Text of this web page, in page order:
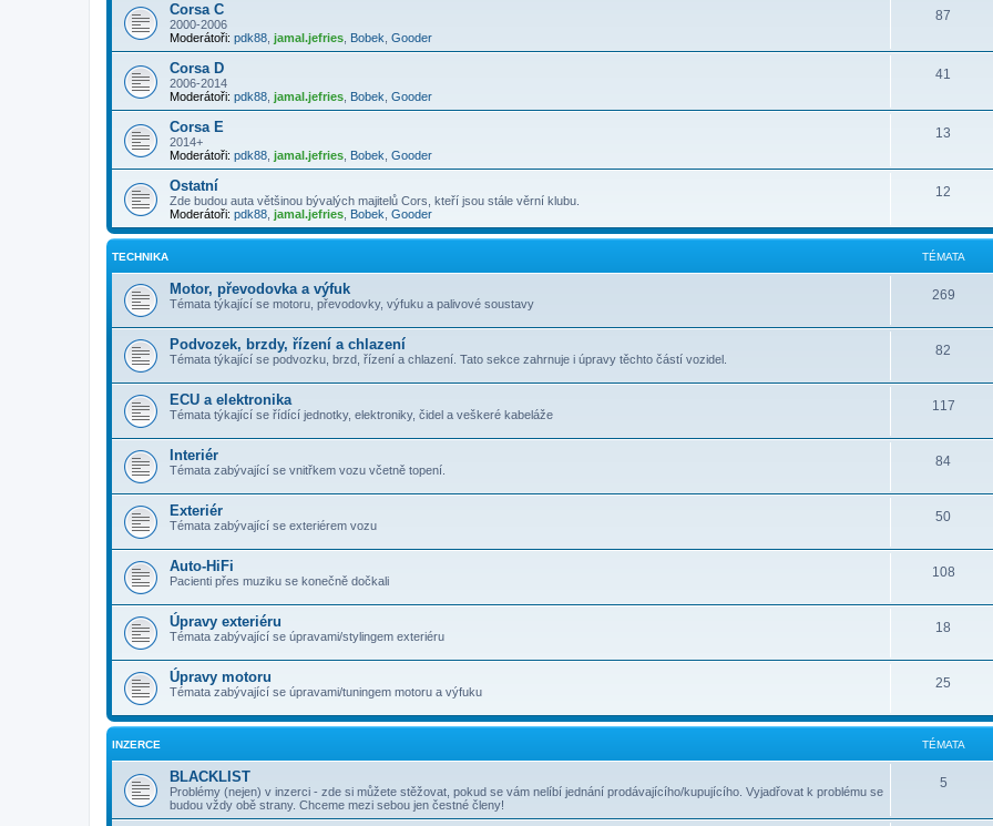
Corsa C
2000-2006
Moderátoři: pdk88 jamal.jefries Bobek Gooder
87
Corsa D
2006-2014
Moderátoři: pdk88 jamal.jefries Bobek Gooder
41
Corsa E
2014+
Moderátoři: pdk88 jamal.jefries Bobek Gooder
13
Ostatní
Zde budou auta většinou bývalých majitelů Cors, kteří jsou stále věrní klubu.
Moderátoři: pdk88 jamal.jefries Bobek Gooder
12
TECHNIKA TÉMATA
Motor, převodovka a výfuk
Témata týkající se motoru, převodovky, výfuku a palivové soustavy
269
Podvozek, brzdy, řízení a chlazení
Témata týkající se podvozku, brzd, řízení a chlazení. Tato sekce zahrnuje i úpravy těchto částí vozidel.
82
ECU a elektronika
Témata týkající se řídící jednotky, elektroniky, čidel a veškeré kabeláže
117
Interiér
Témata zabývající se vnitřkem vozu včetně topení.
84
Exteriér
Témata zabývající se exteriérem vozu
50
Auto-HiFi
Pacienti přes muziku se konečně dočkali
108
Úpravy exteriéru
Témata zabývající se úpravami/stylingem exteriéru
18
Úpravy motoru
Témata zabývající se úpravami/tuningem motoru a výfuku
25
INZERCE TÉMATA
BLACKLIST
Problémy (nejen) v inzerci - zde si můžete stěžovat, pokud se vám nelíbí jednání prodávajícího/kupujícího. Vyjadřovat k problému se
budou vždy obě strany. Chceme mezi sebou jen čestné členy!
5